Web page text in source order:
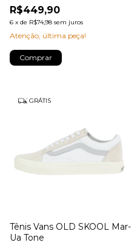
R$449,90
6 x de R$74,98 sem juros
Atenção, última peça!
Comprar
GRÁTIS
Tênis Vans OLD SKOOL Mar-
Ua Tone